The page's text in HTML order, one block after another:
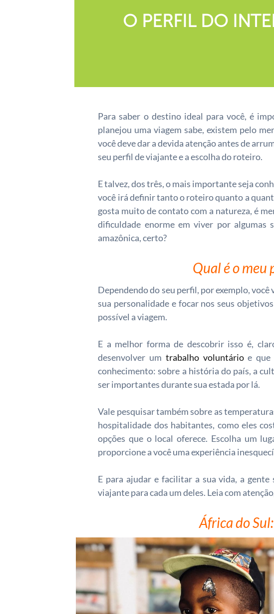
O PERFIL DO
Para saber o destino ideal para você, é
planejou uma viagem sabe, existem pelo
você deve dar a devida atenção antes de
seu perfil de viajante e a escolha do roteiro.
E talvez, dos três, o mais importante seja
você irá definir tanto o roteiro quanto a
gosta muito de contato com a natureza, é
dificuldade enorme em viver por algumas
amazônica, certo?
Qual é o meu
Dependendo do seu perfil, por exemplo,
sua personalidade e focar nos seus
possível a viagem.
E a melhor forma de descobrir isso é,
desenvolver um trabalho voluntárioe que
conhecimento: sobre a história do país, a
ser importantes durante sua estada por lá.
Vale pesquisar também sobre as
hospitalidade dos habitantes, como eles
opções que o local oferece. Escolha um
proporcione a você uma experiência
E para ajudar e facilitar a sua vida, a
viajante para cada um deles. Leia com
África do